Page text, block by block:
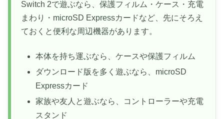
Switch 2で遊ぶなら、保護フィルム・ケース・充電
まわり・microSD Expressカードなど、先にそろえ
ておくと便利な周辺機器があります。
本体を持ち運ぶなら、ケースや保護フィルム
ダウンロード版を多く遊ぶなら、microSD
Expressカード
家族や友人と遊ぶなら、コントローラーや充電
スタンド